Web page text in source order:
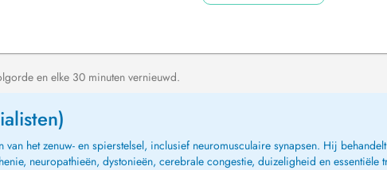
en elke 30 minuten vernieuwd.
het zenuw- en spierstelsel, inclusief neuromusculaire synapsen. Hij
neuropathieën, dystonieën, cerebrale congestie, duizeligheid en essentiële